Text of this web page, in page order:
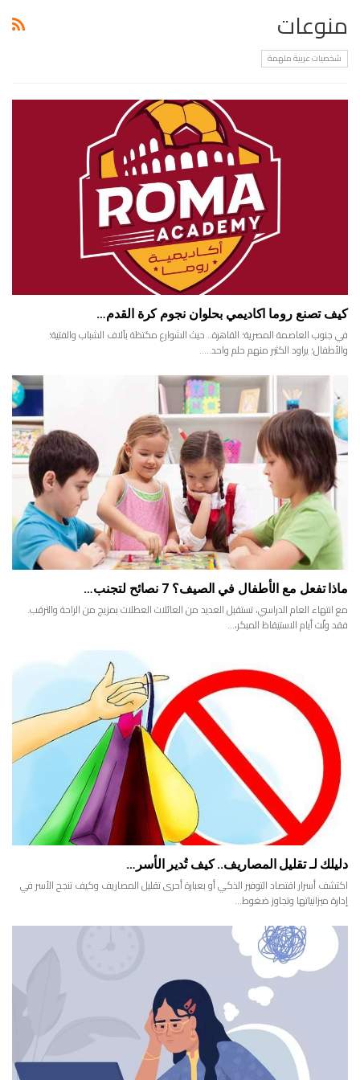
منوعات
شخصيات عربية ملهمة
كيف تصنع روما اكاديمي بحلوان نجوم كرة القدم…
في جنوب العاصمة المصرية؛ القاهرة.. حيث الشوارع مكتظة بآلاف الشباب والفتية؛
والأطفال؛ يراود الكثير منهم حلم واحد..…
ماذا تفعل مع الأطفال في الصيف؟ 7 نصائح لتجنب…
مع انتهاء العام الدراسي، تستقبل العديد من العائلات العطلات بمزيج من الراحة والترقب.
فقد ولّت أيام الاستيقاظ المبكر،…
دليلك لـ تقليل المصاريف.. كيف تُدير الأسر…
اكتشف أسرار اقتصاد التوفير الذكي أو بعبارة أحرى تقليل المصاريف وكيف تنجح الأسر في
إدارة ميزانياتها وتجاوز ضغوط…